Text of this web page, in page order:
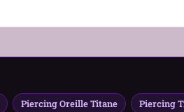
Piercing Oreille Titane Piercing